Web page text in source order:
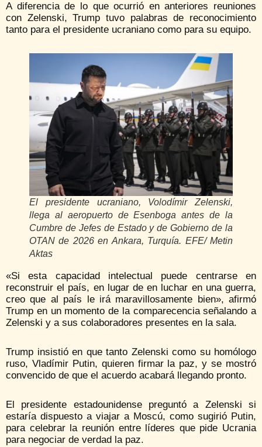
A diferencia de lo que ocurrió en anteriores reuniones
con Zelenski, Trump tuvo palabras de reconocimiento
tanto para el presidente ucraniano como para su equipo.
El presidente ucraniano, Volodímir Zelenski,
llega al aeropuerto de Esenboga antes de la
Cumbre de Jefes de Estado y de Gobierno de la
OTAN de 2026 en Ankara, Turquía. EFE/ Metin
Aktas
«Si esta capacidad intelectual puede centrarse en
reconstruir el país, en lugar de en luchar en una guerra,
creo que al país le irá maravillosamente bien», afirmó
Trump en un momento de la comparecencia señalando a
Zelenski y a sus colaboradores presentes en la sala.
Trump insistió en que tanto Zelenski como su homólogo
ruso, Vladímir Putin, quieren firmar la paz, y se mostró
convencido de que el acuerdo acabará llegando pronto.
El presidente estadounidense preguntó a Zelenski si
estaría dispuesto a viajar a Moscú, como sugirió Putin,
para celebrar la reunión entre líderes que pide Ucrania
para negociar de verdad la paz.